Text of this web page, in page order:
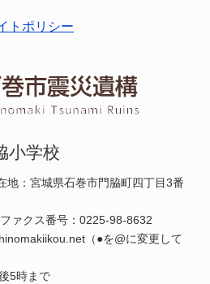
トポリシー
小学校
：宮城県石巻市門脇町四丁目3番
ァクス番号：0225-98-8632
（●を@に変更して
5時まで